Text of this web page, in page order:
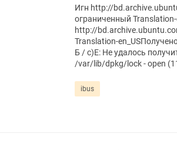
Игн http://
ограниченный Translation-
http://
Translation-
Б / с)E: Не удалось
/var/lib/dpkg/lock - open
ibus